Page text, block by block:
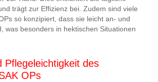
trägt zur Effizienz bei. Zudem sind viele
so konzipiert, dass sie leicht an- und
was besonders in hektischen Situationen
Pflegeleichtigkeit des
OPs